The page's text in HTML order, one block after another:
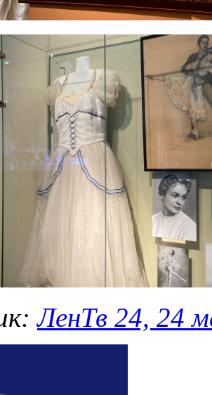
ЛенТв 24, 24